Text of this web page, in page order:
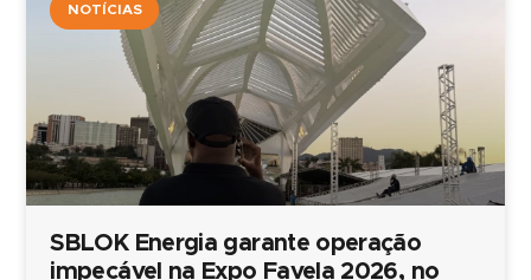
NOTÍCIAS
SBLOK Energia garante operação
impecável na Expo Favela 2026, no